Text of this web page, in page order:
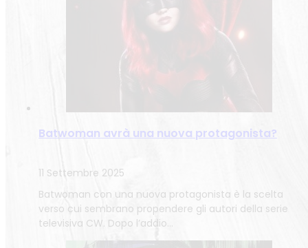
Batwoman avrà una nuova protagonista?
11 Settembre 2025
Batwoman con una nuova protagonista è la scelta
verso cui sembrano propendere gli autori della serie
televisiva CW. Dopo l’addio…